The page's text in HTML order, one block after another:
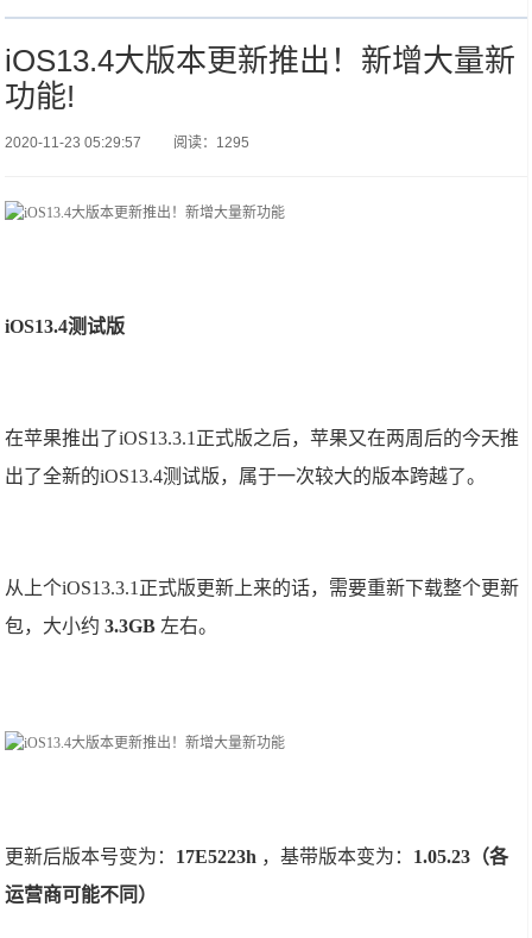
iOS13.4大版本更新推出！新增大量新
功能!
2020-11-23 05:29:57 阅读：1295
iOS13.4测试版
在苹果推出了iOS13.3.1正式版之后，苹果又在两周后的今天推
出了全新的iOS13.4测试版，属于一次较大的版本跨越了。
从上个iOS13.3.1正式版更新上来的话，需要重新下载整个更新
包，大小约3.3GB 左右。
更新后版本号变为： 17E5223h ，基带版本变为： 1.05.23（各
运营商可能不同）